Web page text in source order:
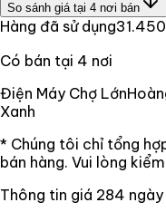
So sánh giá tại 4 nơi bán
Hàng đã sử dụng
Có bán tại 4 nơi
Điện Máy Chợ Lớn
Xanh
* Chúng tôi chỉ tổng
bán hàng. Vui lòng
Thông tin giá 284 ngày